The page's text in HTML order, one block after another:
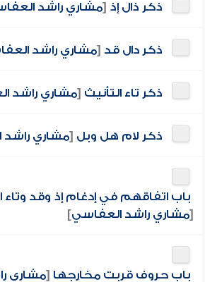
ذكر ذال إذ [مشاري راشد
ذكر دال قد [مشاري راشد
ذكر تاء التأنيث [مشاري راشد
ذكر لام هل وبل [مشاري
باب اتفاقهم في إدغام إذ وقد وتاء
[مشاري راشد العفاسي]
باب حروفٍ قربت مخارجها [مشاري